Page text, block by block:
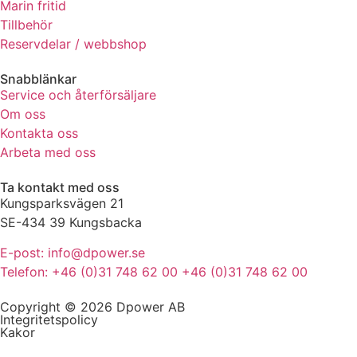
Marin fritid
Tillbehör
Reservdelar / webbshop
Snabblänkar
Service och återförsäljare
Om oss
Kontakta oss
Arbeta med oss
Ta kontakt med oss
Kungsparksvägen 21
SE-434 39 Kungsbacka
E-post: info@dpower.se
Telefon: +46 (0)31 748 62 00 +46 (0)31 748 62 00
Copyright © 2026 Dpower AB
Integritetspolicy
Kakor
de här
kakorna
kommer viss
att försvinna
från
hemsidan.
Genom att dela
med dig av dina
intressen och ditt
beteende när du
surfar ökar du
chansen att få se
personligt
och erbjudanden.